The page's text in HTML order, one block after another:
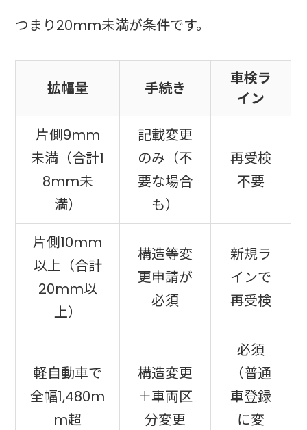
つまり20mm未満が条件です。
拡幅量 手続き
車検ラ
イン
片側9mm
未満（合計1
8mm未
満）
記載変更
のみ（不
要な場合
も）
再受検
不要
片側10mm
以上（合計
20mm以
上）
構造等変
更申請が
必須
新規ラ
インで
再受検
軽自動車で
全幅1,480m
m超
構造変更
＋車両区
分変更
必須
（普通
車登録
に変